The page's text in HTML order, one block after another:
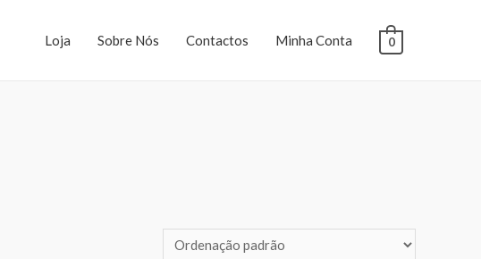
Loja Sobre Nós Contactos Minha Conta 0